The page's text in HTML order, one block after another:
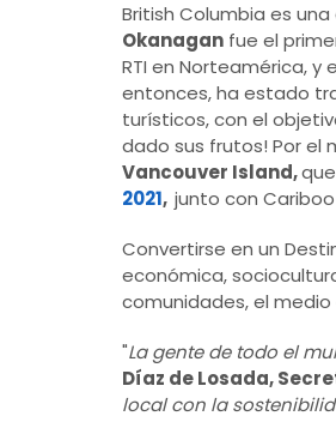
British Columbia es
Okanagan fue el
RTI en Norteamérica, y
entonces, ha estado
turísticos, con el
dado sus frutos! Por el
Vancouver Island,
2021, junto con
Convertirse en un
económica,
comunidades, el
"La gente de todo el
Díaz de Losada,
local con la